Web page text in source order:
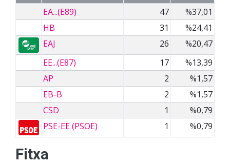
EA...(E89)
47
%37,01
HB
31
%24,41
EAJ
26
%20,47
EE...(E87)
17
%13,39
AP
2
%1,57
EB-B
2
%1,57
CSD
1
%0,79
PSE-EE (PSOE)
1 %0,79
Fitxa